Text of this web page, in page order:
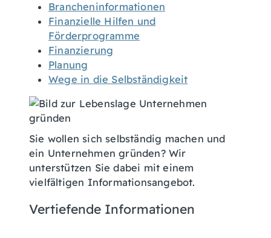
Brancheninformationen
Finanzielle Hilfen und
Förderprogramme
Finanzierung
Planung
Wege in die Selbständigkeit
Sie wollen sich selbständig machen und
ein Unternehmen gründen? Wir
unterstützen Sie dabei mit einem
vielfältigen Informationsangebot.
Vertiefende Informationen